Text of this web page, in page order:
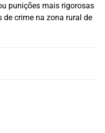
punições mais rigorosas
crime na zona rural de